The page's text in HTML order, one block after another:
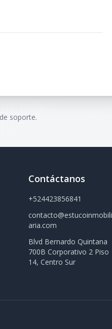
soporte.
Contáctanos
+524423856841
contacto@estucoinmobili
aria.com
Blvd Bernardo Quintana
700B Corporativo 2 Piso
14, Centro Sur